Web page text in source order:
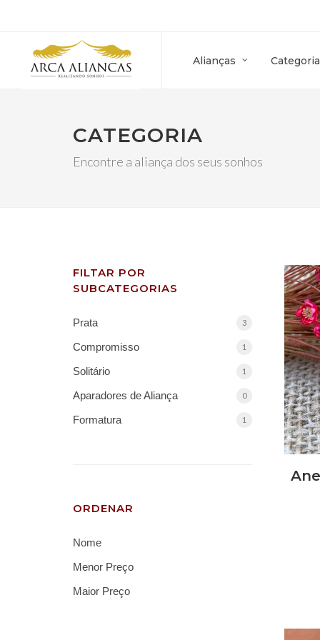
Alianças Categoria
CATEGORIA
Encontre a aliança dos seus sonhos
FILTAR POR
SUBCATEGORIAS
Prata 3
Compromisso 1
Solitário 1
Aparadores de Aliança 0
Formatura 1
ORDENAR
Nome
Menor Preço
Maior Preço